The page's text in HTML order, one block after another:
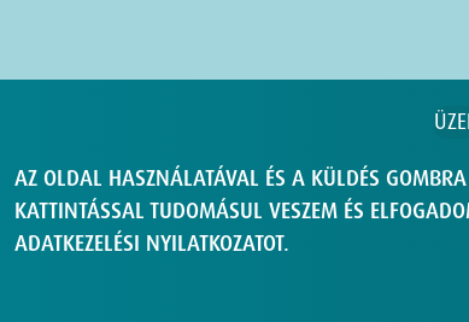
AZ OLDAL HASZNÁLATÁVAL ÉS A KÜLDÉS GOMBRA
KATTINTÁSSAL TUDOMÁSUL VESZEM ÉS
ADATKEZELÉSI NYILATKOZATOT.